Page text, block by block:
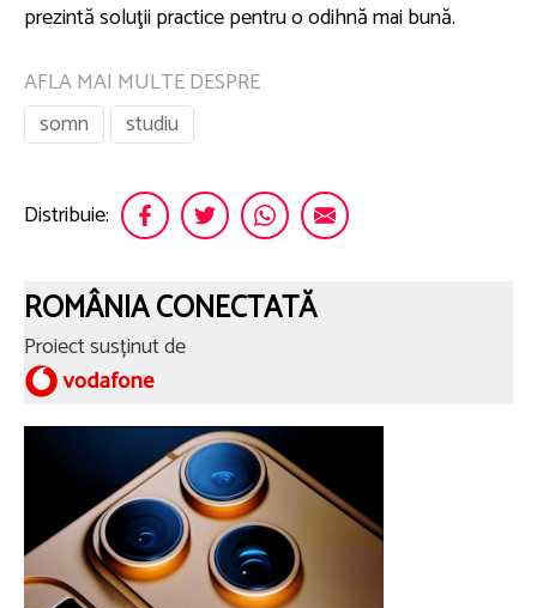
prezintă soluţii practice pentru o odihnă mai bună.
AFLA MAI MULTE DESPRE
somn
studiu
Distribuie:
ROMÂNIA CONECTATĂ
Proiect susținut de